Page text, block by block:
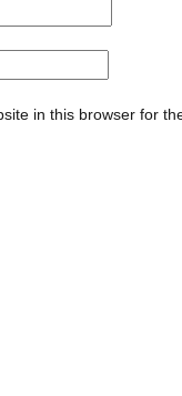
in this browser for